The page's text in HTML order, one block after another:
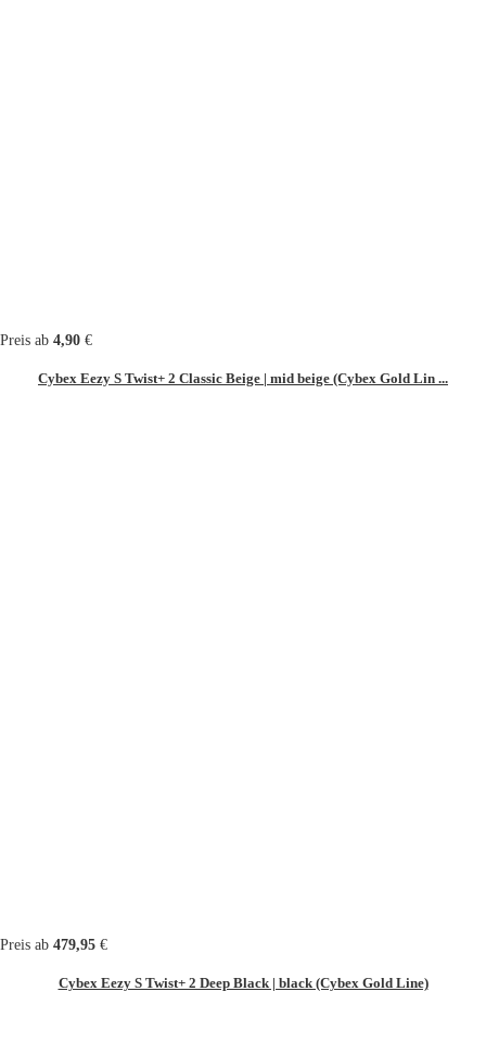
Preis ab 4,90 €
Cybex Eezy S Twist+ 2 Classic Beige | mid beige (Cybex Gold Lin ...
Preis ab 479,95 €
Cybex Eezy S Twist+ 2 Deep Black | black (Cybex Gold Line)